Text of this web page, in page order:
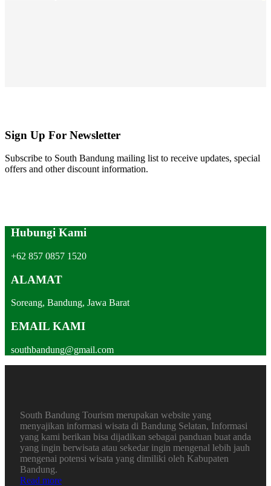
Sign Up For Newsletter
Subscribe to South Bandung mailing list to receive updates, special
offers and other discount information.
Hubungi Kami
+62 857 0857 1520
ALAMAT
Soreang, Bandung, Jawa Barat
EMAIL KAMI
southbandung@gmail.com
South Bandung Tourism merupakan website yang
menyajikan informasi wisata di Bandung Selatan, Informasi
yang kami berikan bisa dijadikan sebagai panduan buat anda
yang ingin berwisata atau sekedar ingin mengenal lebih jauh
mengenai potensi wisata yang dimiliki oleh Kabupaten
Bandung.
Read more